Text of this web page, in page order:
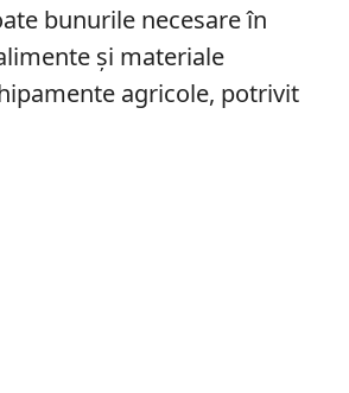
bunurile necesare în
și materiale
agricole, potrivit